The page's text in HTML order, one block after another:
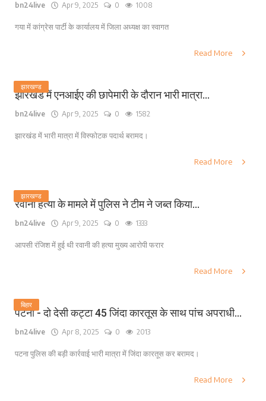
bn24live Apr 9, 2025 0 1008
गया में कांग्रेस पार्टी के कार्यालय में जिला अध्यक्ष का स्वागत
Read More
झारखण्ड
झारखंड में एनआईए की छापेमारी के दौरान भारी मात्रा...
bn24live Apr 9, 2025 0 1582
झारखंड में भारी मात्रा में विस्फोटक पदार्थ बरामद।
Read More
झारखण्ड
रवानी हत्या के मामले में पुलिस ने टीम ने जब्त किया...
bn24live Apr 9, 2025 0 1333
आपसी रंजिश में हुई थी रवानी की हत्या मुख्य आरोपी फरार
Read More
बिहार
पटना - दो देसी कट्टा 45 जिंदा कारतूस के साथ पांच अपराधी...
bn24live Apr 8, 2025 0 2013
पटना पुलिस की बड़ी कार्रवाई भारी मात्रा में जिंदा कारतूस कर बरामद।
Read More